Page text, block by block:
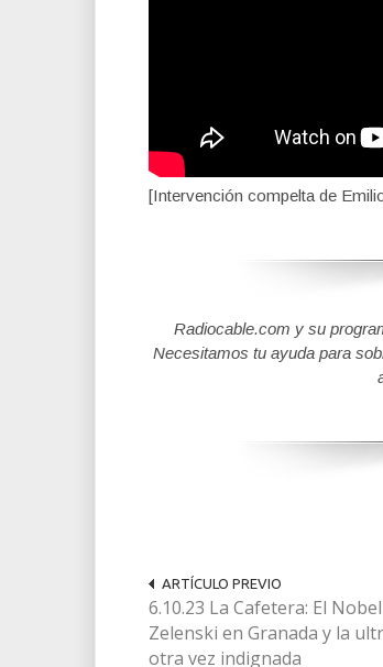
[Intervención compelta de
Radiocable.com y su
Necesitamos tu ayuda para
ARTÍCULO PREVIO
6.10.23 La Cafetera: El
Zelenski en Granada y la
otra vez indignada